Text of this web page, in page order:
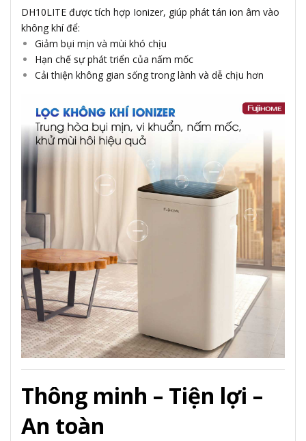
DH10LITE được tích hợp Ionizer, giúp phát tán ion âm vào
không khí để:
Giảm bụi mịn và mùi khó chịu
Hạn chế sự phát triển của nấm mốc
Cải thiện không gian sống trong lành và dễ chịu hơn
Thông minh – Tiện lợi –
An toàn